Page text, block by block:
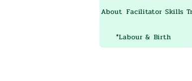
About Facilitator Skills
*Labour & Birth